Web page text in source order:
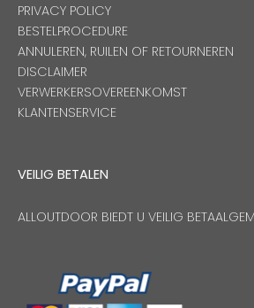
PRIVACY POLICY
BESTELPROCEDURE
ANNULEREN, RUILEN OF RETOURNEREN
DISCLAIMER
VERWERKERSOVEREENKOMST
KLANTENSERVICE
VEILIG BETALEN
ALLOUTDOOR BIEDT U VEILIG